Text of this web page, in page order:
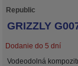
Republic
GRIZZLY
Dodanie do 5 dní
Vodeodolná